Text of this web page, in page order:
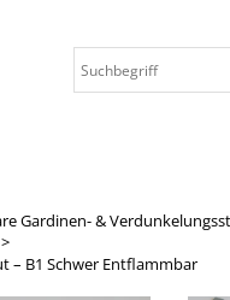
Gardinen- &
>
– B1 Schwer Entflammbar